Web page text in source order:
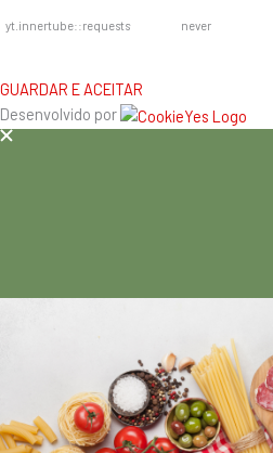
yt.innertube::requests never
GUARDAR E ACEITAR
Desenvolvido por